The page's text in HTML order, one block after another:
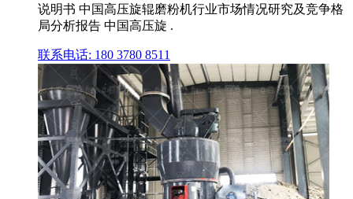
说明书 中国高压旋辊磨粉机行业市场情况研究及竞争格
局分析报告 中国高压旋 .
联系电话: 180 3780 8511